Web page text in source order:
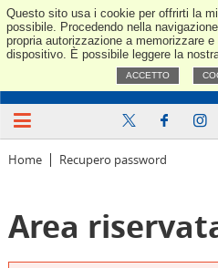
Questo sito usa i cookie per offrirti la
possibile. Procedendo nella
propria autorizzazione a memorizzare
dispositivo. È possibile leggere la
ACCETTO
Home Recupero password
Area